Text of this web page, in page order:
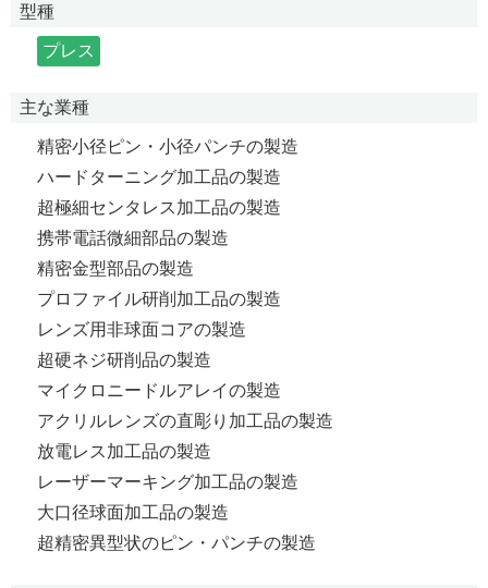
型種
プレス
主な業種
精密小径ピン・小径パンチの製造
ハードターニング加工品の製造
超極細センタレス加工品の製造
携帯電話微細部品の製造
精密金型部品の製造
プロファイル研削加工品の製造
レンズ用非球面コアの製造
超硬ネジ研削品の製造
マイクロニードルアレイの製造
アクリルレンズの直彫り加工品の製造
放電レス加工品の製造
レーザーマーキング加工品の製造
大口径球面加工品の製造
超精密異型状のピン・パンチの製造